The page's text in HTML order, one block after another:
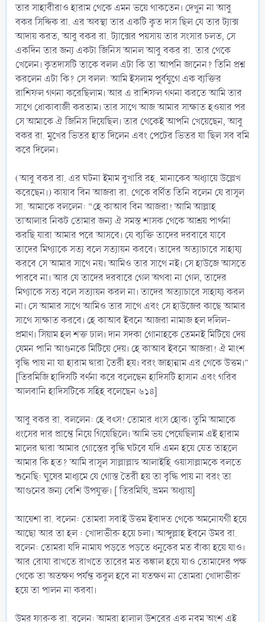
তার সাহাবীরাও হারাম থেকে এমন ভয়ে থাকতেন। দেখুন না আবু
বকর সিদ্দিক রা. এর অবস্থা তার একটি কৃত দাস ছিল যে তার ট্যাক্স
আদায় করত, আবু বকর রা. ট্যাক্সের পয়সায় তার সংসার চলত, সে
একদিন তার জন্য একটা জিনিস আনল আবু বকর রা. তার থেকে
খেলেন। কৃতদাসটি তাকে বলল এটা কি তা আপনি জানেন? তিনি প্রশ্ন
করলেন এটা কি? সে বলল: আমি ইসলাম পূর্বযুগে এক ব্যক্তির
রাশিফল গণনা করেছিলাম। আর এ রাশিফল গণনা করতে আমি তার
সাথে ধোকাবাজী করতাম। তার সাথে আজ আমার সাক্ষাত হওয়ার পর
সে আমাকে ঐ জিনিস দিয়েছিল। তার থেকেই আপনি খেয়েছেন, আবু
বকর রা. মুখের ভিতর হাত দিলেন এবং পেটের ভিতর যা ছিল সব বমি
করে দিলেন।
(আবু বকর রা. এর ঘটনা ইমাম বুখারি রহ. মানাকেব অধ্যায়ে উল্লেখ
করেছেন।) কায়াব বিন আজরা রা. থেকে বর্ণিত তিনি বলেন যে রাসূল
সা. আমাকে বললেন: “হে কাআব বিন আজরা! আমি আল্লাহ
তাআলার নিকট তোমার জন্য ঐ সমস্ত শাসক থেকে আশ্রয় পার্থনা
করছি যারা আমার পরে আসবে। যে ব্যক্তি তাদের দরবারে যাবে
তাদের মিথ্যাকে সত্য বলে সত্যায়ন করবে। তাদের অত্যাচারে সাহায্য
করবে সে আমার সাথে নয়। আমিও তার সাথে নই। সে হাউজে আসতে
পারবে না। আর যে তাদের দরবারে গেল অথবা না গেল, তাদের
মিথ্যাকে সত্য বলে সত্যায়ন করল না। তাদের অত্যাচারে সাহায্য করল
না। সে আমার সাথে আমিও তার সাথে এবং সে হাউজের কাছে আমার
সাথে সাক্ষাত করবে। হে কাআব ইবনে আজরা নামাজ হল দলিল-
প্রমাণ। সিয়াম হল শক্ত ঢাল। দান সদকা গোনাহকে তেমনই মিটিয়ে দেয়
যেমন পানি আগুনকে মিটিয়ে দেয়। হে কাআব ইবনে আজরা! ঐ মাংশ
বৃদ্ধি পায় না যা হারাম দ্বারা তৈরী হয়। বরং জাহান্নাম এর থেকে উত্তম।”
[তিরমিজি হাদিসটি বর্ণনা করে বলেছেন হাদিসটি হাসান এবং গরিব
আলবানি হাদিসটিকে সহিহ বলেছেন ৬১৪]
আবু বকর রা. বললেন: হে বৎস! তোমার ধংস হোক। তুমি আমাকে
ধংসের দার প্রান্তে নিয়ে গিয়েছিলে। আমি ভয় পেয়েছিলাম এই হারাম
মালের দ্বারা আমার গোস্তের বৃদ্ধি ঘটবে যদি এমন হয়ে যেত তাহলে
আমার কি হত? আমি রাসূল সাল্লাল্লাহু আলাইহি ওয়াসাল্লামকে বলতে
শুনেছি: ঘুষের মাধ্যমে যে গোস্ত তৈরী হয় তা বৃদ্ধি পায় না বরং তা
আগুনের জন্য বেশি উপযুক্ত। [ তিরমিযি, ভ্রমন অধ্যায়]
আয়েশা রা. বলেন: তোমরা সবাই উত্তম ইবাদত থেকে অমনোযগী হয়ে
আছো আর তা হল : খোদাভীরু হয়ে চলা। আব্দুল্লাহ ইবনে উমর রা.
বলেন: তোমরা যদি নামায পড়তে পড়তে ধনুকের মত বাঁকা হয়ে যাও।
আর রোযা রাখতে রাখতে তারের মত কঙ্কাল হয়ে যাও তোমাদের পক্ষ
থেকে তা অতক্ষণ পর্যন্ত কবুল হবে না যতক্ষণ না তোমরা খোদাভীরু
হয়ে তা পালন না করবা।
উমর ফারুক রা. বলেন: আমরা হালাল উশরের এক নবম অংশ এই